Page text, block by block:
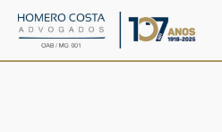
para